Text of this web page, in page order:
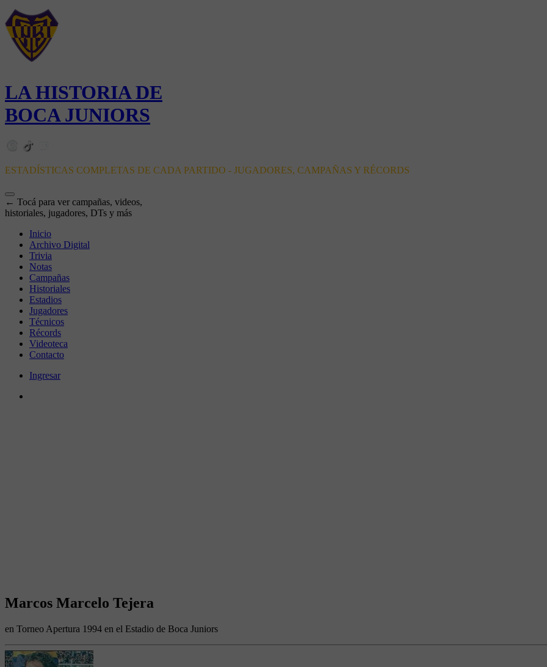
LA HISTORIA DE
BOCA JUNIORS
ESTADÍSTICAS COMPLETAS DE CADA PARTIDO - JUGADORES, CAMPAÑAS Y RÉCORDS
← Tocá para ver campañas, videos,
historiales, jugadores, DTs y más
Inicio
Archivo Digital
Trivia
Notas
Campañas
Historiales
Estadios
Jugadores
Técnicos
Récords
Videoteca
Contacto
Ingresar
Marcos Marcelo Tejera
en Torneo Apertura 1994 en el Estadio de Boca Juniors